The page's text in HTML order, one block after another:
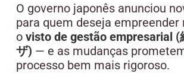
O governo japonês anunciou
para quem deseja empreender
o visto de gestão empresarial (
ザ) — e as mudanças
processo bem mais rigoroso.